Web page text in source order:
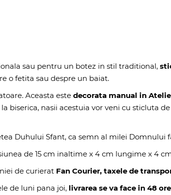
sau pentru un botez in stil traditional,
o fetita sau despre un baiat.
Aceasta este decorata manual in
biserica, nasii acestuia vor veni cu sticluta
Duhului Sfant, ca semn al milei Domnului
de 15 cm inaltime x 4 cm lungime x 4
de curierat Fan Courier, taxele de
de luni pana joi, livrarea se va face in 48